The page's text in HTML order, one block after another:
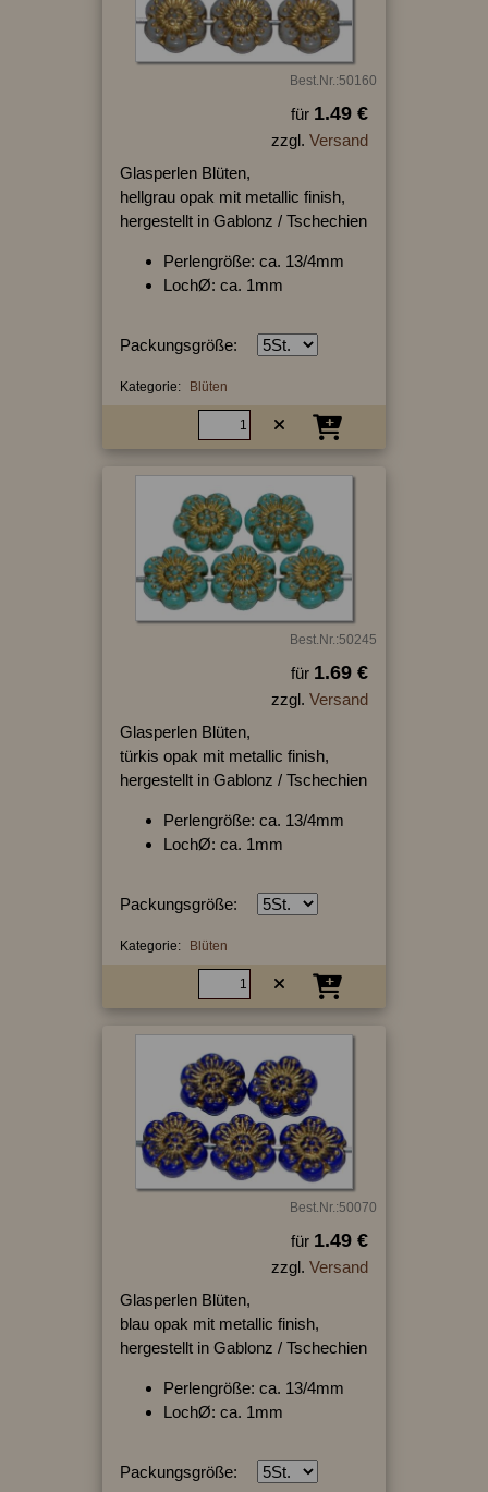
Best.Nr.:50160
für 1.49 €
zzgl. Versand
Glasperlen Blüten,
hellgrau opak mit metallic finish,
hergestellt in Gablonz / Tschechien
Perlengröße: ca. 13/4mm
LochØ: ca. 1mm
Packungsgröße:
Kategorie: Blüten
Best.Nr.:50245
für 1.69 €
zzgl. Versand
Glasperlen Blüten,
türkis opak mit metallic finish,
hergestellt in Gablonz / Tschechien
Perlengröße: ca. 13/4mm
LochØ: ca. 1mm
Packungsgröße:
Kategorie: Blüten
Best.Nr.:50070
für 1.49 €
zzgl. Versand
Glasperlen Blüten,
blau opak mit metallic finish,
hergestellt in Gablonz / Tschechien
Perlengröße: ca. 13/4mm
LochØ: ca. 1mm
Packungsgröße: